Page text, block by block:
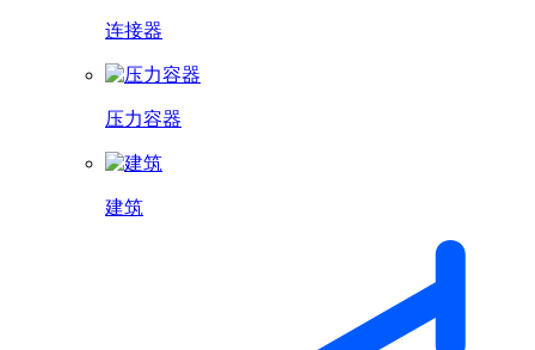
连接器
压力容器
建筑